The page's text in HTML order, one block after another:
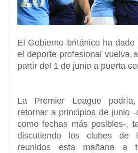
El Gobierno británico ha dado
el deporte profesional vuelva
partir del 1 de junio a puerta
La Premier League podría,
retornar a principios de junio
como fechas más posibles-,
discutiendo los clubes de
reunidos esta mañana a